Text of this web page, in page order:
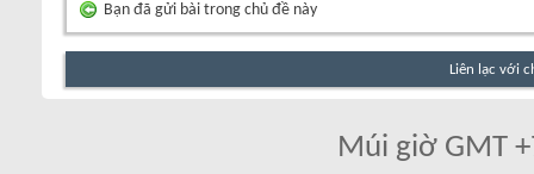
Bạn đã gửi bài trong chủ đề này
Liên lạc với
Múi giờ GMT